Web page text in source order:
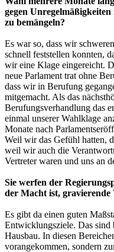
gegen
zu bemängeln?
Es war so, dass wir
schnell feststellen konnten,
wir eine Klage eingereicht.
neue Parlament trat ohne
dass wir in Berufung
mitgemacht. Als das
Berufungsverhandlung das
einmal unserer Wahlklage
Monate nach
Weil wir das Gefühl hatten,
weil wir auch die
Vertreter waren und uns an
Sie werfen der
der Macht ist, gravierende
Es gibt da einen guten
Entwicklungsziele. Das sind
Hausbau. In diesen
vorangekommen, sondern